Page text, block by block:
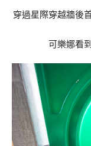
穿過星際穿越牆後
可樂娜看